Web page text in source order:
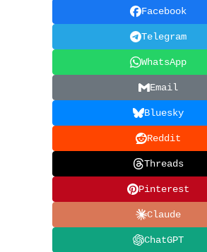
Facebook
Telegram
WhatsApp
Email
Bluesky
Reddit
Threads
Pinterest
Claude
ChatGPT